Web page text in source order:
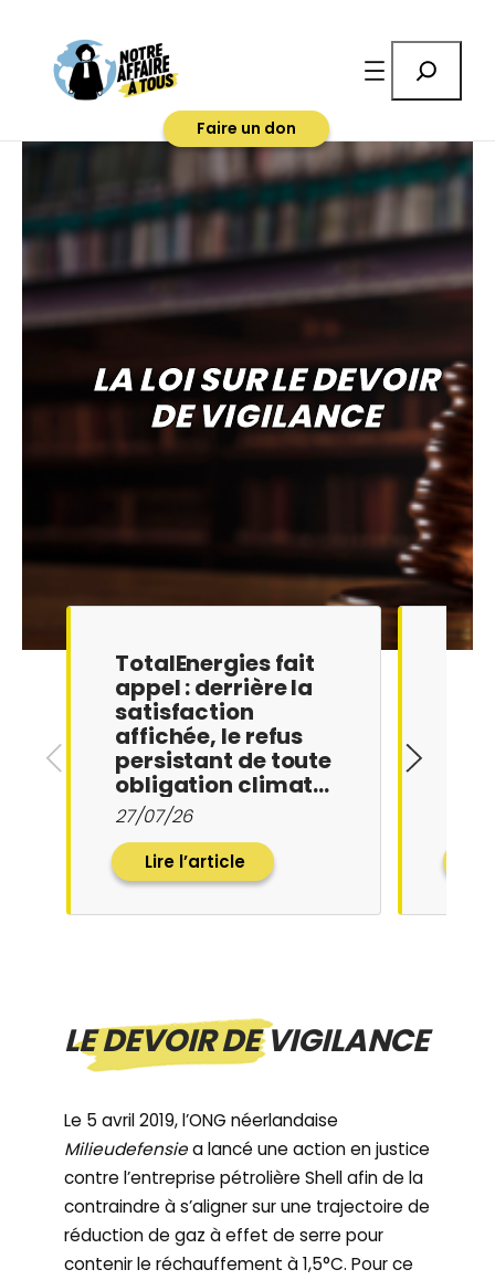
Faire un don
LA LOI SUR LE DEVOIR
DE VIGILANCE
TotalEnergies fait
appel : derrière la
satisfaction
affichée, le refus
persistant de toute
obligation climat…
27/07/26
Lire l’article
LE DEVOIR DE VIGILANCE
Le 5 avril 2019, l’ONG néerlandaise
Milieudefensiea lancé une action en justice
contre l’entreprise pétrolière Shell afin de la
contraindre à s’aligner sur une trajectoire de
réduction de gaz à effet de serre pour
contenir le réchauffement à 1,5°C. Pour ce